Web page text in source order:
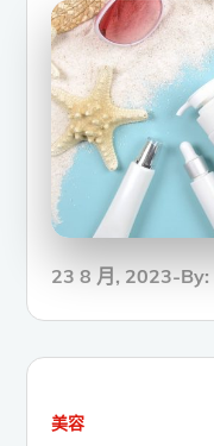
Posted
23 8 月, 2023 By:
美容